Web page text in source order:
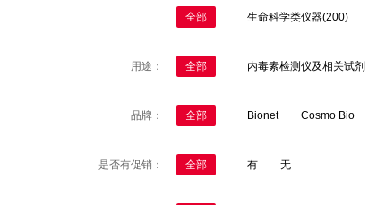
全部 生命科学类仪器(200)
用途： 全部 内毒素检测仪及相关试剂
品牌： 全部 Bionet Cosmo Bio
是否有促销：
全部 有 无